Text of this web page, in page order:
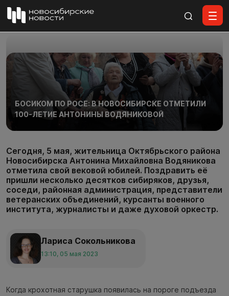
БОСИКОМ ПО РОСЕ: В НОВОСИБИРСКЕ ОТМЕТИЛИ
100-ЛЕТИЕ АНТОНИНЫ ВОДЯНИКОВОЙ
Сегодня, 5 мая, жительница Октябрьского района
Новосибирска Антонина Михайловна Водяникова
отметила свой вековой юбилей. Поздравить её
пришли несколько десятков сибиряков, друзья,
соседи, районная администрация, представители
ветеранских объединений, курсанты военного
института, журналисты и даже духовой оркестр.
Лариса Сокольникова
13:10, 05 мая 2023
Когда крохотная старушка появилась на пороге подъезда